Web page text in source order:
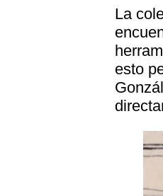
La
esto